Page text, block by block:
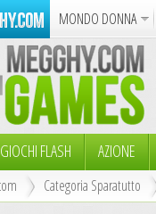
MONDO DONNA
Punto Croce Cucina
Azione Puzzle
GIOCHI FLASH AZIONE
Categoria Sparatutto